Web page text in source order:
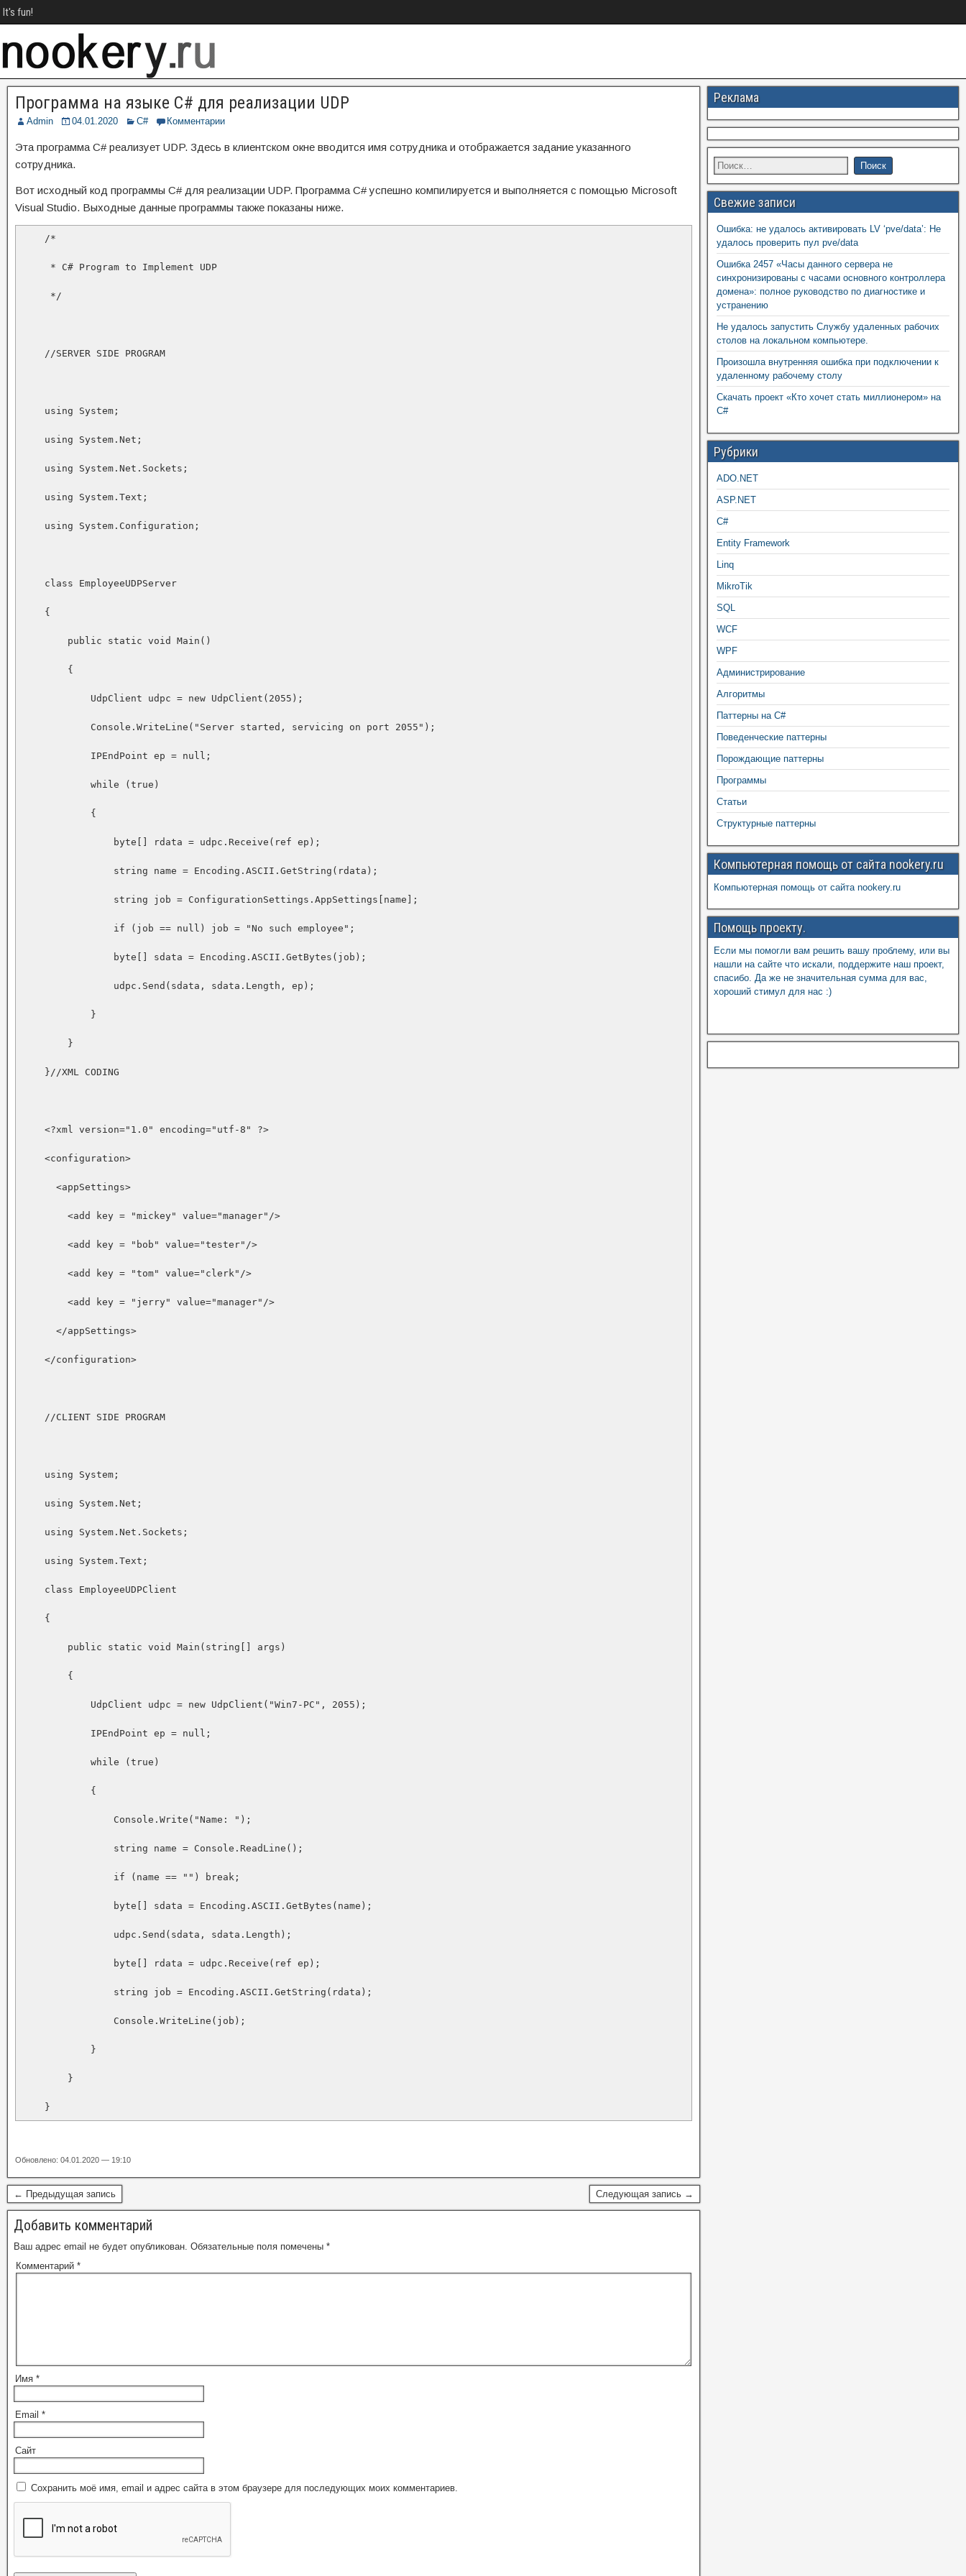
It's fun!
Программа на языке C# для реализации UDP
Admin 04.01.2020 C# Комментарии
Эта программа C# реализует UDP. Здесь в клиентском окне вводится имя сотрудника и отображается задание указанного
сотрудника.
Вот исходный код программы C# для реализации UDP. Программа C# успешно компилируется и выполняется с помощью Microsoft
Visual Studio. Выходные данные программы также показаны ниже.
    /*
     * C# Program to Implement UDP
     */
    //SERVER SIDE PROGRAM
    using System;
    using System.Net;
    using System.Net.Sockets;
    using System.Text;
    using System.Configuration;
    class EmployeeUDPServer
    {
        public static void Main()
        {
            UdpClient udpc = new UdpClient(2055);
            Console.WriteLine("Server started, servicing on port 2055");
            IPEndPoint ep = null;
            while (true)
            {
                byte[] rdata = udpc.Receive(ref ep);
                string name = Encoding.ASCII.GetString(rdata);
                string job = ConfigurationSettings.AppSettings[name];
                if (job == null) job = "No such employee";
                byte[] sdata = Encoding.ASCII.GetBytes(job);
                udpc.Send(sdata, sdata.Length, ep);
            }
        }
    }//XML CODING
    <?xml version="1.0" encoding="utf-8" ?>
    <configuration>
      <appSettings>
        <add key = "mickey" value="manager"/>
        <add key = "bob" value="tester"/>
        <add key = "tom" value="clerk"/>
        <add key = "jerry" value="manager"/>
      </appSettings>
    </configuration>
    //CLIENT SIDE PROGRAM
    using System;
    using System.Net;
    using System.Net.Sockets;
    using System.Text;
    class EmployeeUDPClient
    {
        public static void Main(string[] args)
        {
            UdpClient udpc = new UdpClient("Win7-PC", 2055);
            IPEndPoint ep = null;
            while (true)
            {
                Console.Write("Name: ");
                string name = Console.ReadLine();
                if (name == "") break;
                byte[] sdata = Encoding.ASCII.GetBytes(name);
                udpc.Send(sdata, sdata.Length);
                byte[] rdata = udpc.Receive(ref ep);
                string job = Encoding.ASCII.GetString(rdata);
                Console.WriteLine(job);
            }
        }
    }
Обновлено: 04.01.2020 — 19:10
← Предыдущая запись Следующая запись →
Добавить комментарий
Ваш адрес email не будет опубликован. Обязательные поля помечены *
Комментарий *
Имя *
Email *
Сайт
Сохранить моё имя, email и адрес сайта в этом браузере для последующих моих комментариев.
Реклама
Свежие записи
Ошибка: не удалось активировать LV ‘pve/data’: Не
удалось проверить пул pve/data
Ошибка 2457 «Часы данного сервера не
синхронизированы с часами основного контроллера
домена»: полное руководство по диагностике и
устранению
Не удалось запустить Службу удаленных рабочих
столов на локальном компьютере.
Произошла внутренняя ошибка при подключении к
удаленному рабочему столу
Скачать проект «Кто хочет стать миллионером» на
C#
Рубрики
ADO.NET
ASP.NET
C#
Entity Framework
Linq
MikroTik
SQL
WCF
WPF
Администрирование
Алгоритмы
Паттерны на C#
Поведенческие паттерны
Порождающие паттерны
Программы
Статьи
Структурные паттерны
Компьютерная помощь от сайта nookery.ru
Компьютерная помощь от сайта nookery.ru
Помощь проекту.
Если мы помогли вам решить вашу проблему, или вы
нашли на сайте что искали, поддержите наш проект,
спасибо. Да же не значительная сумма для вас,
хороший стимул для нас :)